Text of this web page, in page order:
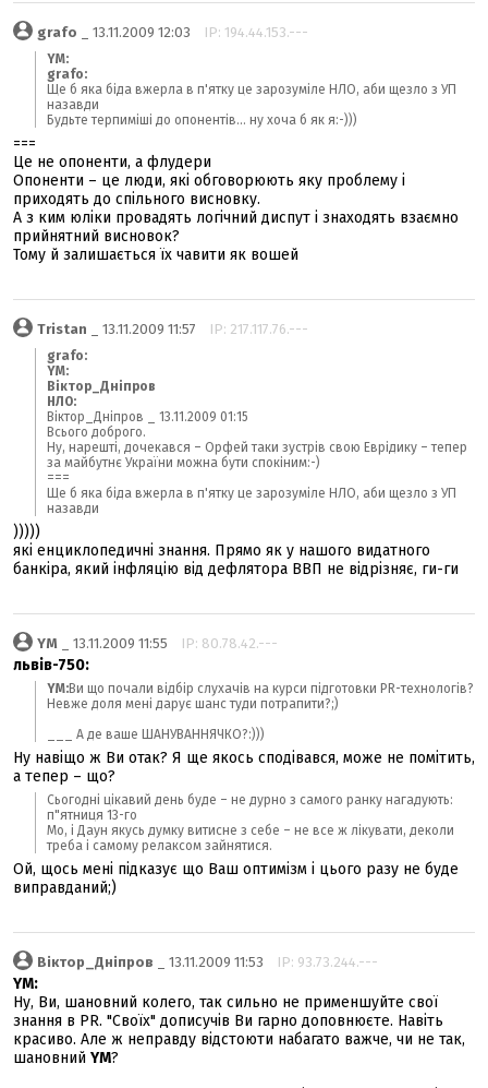
grafo _ 13.11.2009 12:03 IP: 194.44.153.---
YM:
grafo:
Ще б яка біда вжерла в п'ятку це зарозуміле НЛО, аби щезло з УП
назавди
Будьте терпиміші до опонентів... ну хоча б як я:-)))
===
Це не опоненти, а флудери
Опоненти – це люди, які обговорюють яку проблему і
приходять до спільного висновку.
А з ким юліки провадять логічний диспут і знаходять взаємно
прийнятний висновок?
Тому й залишається їх чавити як вошей
Tristan _ 13.11.2009 11:57 IP: 217.117.76.---
grafo:
YM:
Віктор_Дніпров
НЛО:
Віктор_Дніпров _ 13.11.2009 01:15
Всього доброго.
Ну, нарешті, дочекався – Орфей таки зустрів свою Еврідику – тепер
за майбутнє України можна бути спокіним:-)
===
Ще б яка біда вжерла в п'ятку це зарозуміле НЛО, аби щезло з УП
назавди
)))))
які енциклопедичні знання. Прямо як у нашого видатного
банкіра, який інфляцію від дефлятора ВВП не відрізняє, ги-ги
YM _ 13.11.2009 11:55 IP: 80.78.42.---
львів-750:
YM:Ви що почали відбір слухачів на курси підготовки PR-технологів?
Невже доля мені дарує шанс туди потрапити?;)
___ А де ваше ШАНУВАННЯЧКО?:)))
Ну навіщо ж Ви отак? Я ще якось сподівався, може не помітить,
а тепер – що?
Сьогодні цікавий день буде – не дурно з самого ранку нагадують:
п"ятниця 13-го
Мо, і Даун якусь думку витисне з себе – не все ж лікувати, деколи
треба і самому релаксом зайнятися.
Ой, щось мені підказує що Ваш оптимізм і цього разу не буде
виправданий;)
Віктор_Дніпров _ 13.11.2009 11:53 IP: 93.73.244.---
YM:
Ну, Ви, шановний колего, так сильно не применшуйте свої
знання в PR. "Своїх" дописучів Ви гарно доповнюєте. Навіть
красиво. Але ж неправду відстоюти набагато важче, чи не так,
шановний YM?